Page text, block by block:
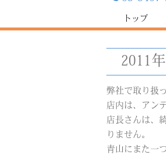
トップ
2011
弊社で取り扱
店内は、アン
店長さんは、
りません。
青山にまた一